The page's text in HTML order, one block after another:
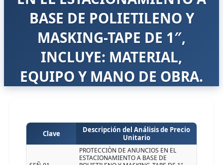
BASE DE POLIETILENO Y
MASKING-TAPE DE 1″,
INCLUYE: MATERIAL,
EQUIPO Y MANO DE OBRA.
Clave
Descripción del Análisis de Precio
Unitario
PROTECCIÒN DE ANUNCIOS EN EL
ESTACIONAMIENTO A BASE DE